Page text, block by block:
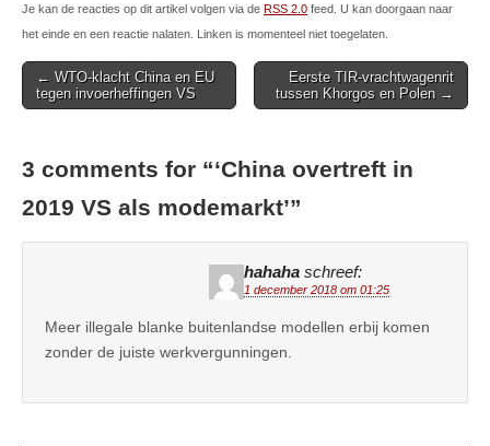
Je kan de reacties op dit artikel volgen via de RSS 2.0 feed. U kan doorgaan naar
het einde en een reactie nalaten. Linken is momenteel niet toegelaten.
Post
navigation
← WTO-klacht China en EU
tegen invoerheffingen VS
Eerste TIR-vrachtwagenrit
tussen Khorgos en Polen →
3 comments for “‘China overtreft in
2019 VS als modemarkt’”
hahaha schreef:
1 december 2018 om 01:25
Meer illegale blanke buitenlandse modellen erbij komen
zonder de juiste werkvergunningen.